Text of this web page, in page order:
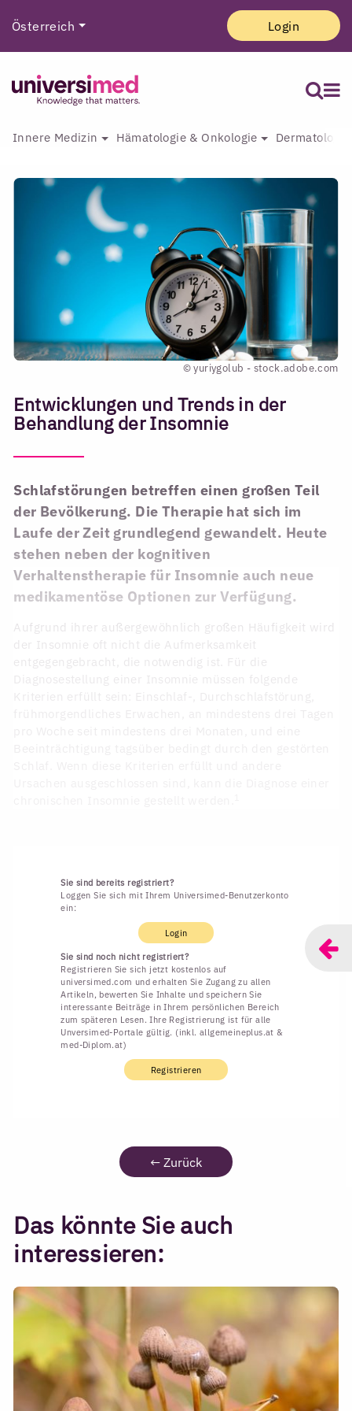
Österreich Login
Innere Medizin Hämatologie & Onkologie
© yuriygolub - stock.adobe.com
Entwicklungen und Trends in der
Behandlung der Insomnie
Schlafstörungen betreffen einen großen Teil
der Bevölkerung. Die Therapie hat sich im
Laufe der Zeit grundlegend gewandelt. Heute
stehen neben der kognitiven
Verhaltenstherapie für Insomnie auch neue
medikamentöse Optionen zur Verfügung.
Aufgrund ihrer außergewöhnlich großen Häufigkeit wird
der Insomnie oft nicht die Aufmerksamkeit
entgegengebracht, die notwendig ist. Für die
Sie sind bereits registriert?
Loggen Sie sich mit Ihrem Universimed-Benutzerkonto
ein:
Login
Sie sind noch nicht registriert?
Registrieren Sie sich jetzt kostenlos auf
universimed.com und erhalten Sie Zugang zu allen
Artikeln, bewerten Sie Inhalte und speichern Sie
interessante Beiträge in Ihrem persönlichen Bereich
zum späteren Lesen. Ihre Registrierung ist für alle
Unversimed-Portale gültig. (inkl. allgemeineplus.at &
med-Diplom.at)
Registrieren
← Zurück
Das könnte Sie auch
interessieren: